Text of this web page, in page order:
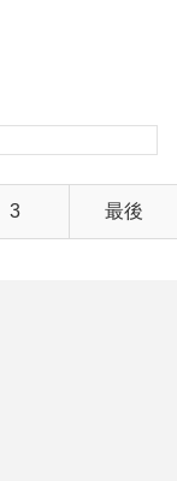
3 最後